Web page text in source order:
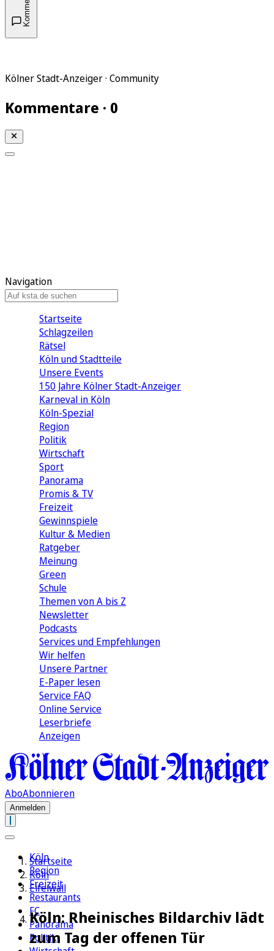
Kölner Stadt-Anzeiger · Community
Kommentare · 0
Navigation
Startseite
Schlagzeilen
Rätsel
Köln und Stadtteile
Unsere Events
150 Jahre Kölner Stadt-Anzeiger
Karneval in Köln
Köln-Spezial
Region
Politik
Wirtschaft
Sport
Panorama
Promis & TV
Freizeit
Gewinnspiele
Kultur & Medien
Ratgeber
Meinung
Green
Schule
Themen von A bis Z
Newsletter
Podcasts
Services und Empfehlungen
Wir helfen
Unsere Partner
E-Paper lesen
Service FAQ
Online Service
Leserbriefe
Anzeigen
AboAbonnieren
Anmelden
Köln
Region
Freizeit
Restaurants
FC
Panorama
Politik
Startseite
Köln
Eifelwall
Köln: Rheinisches Bildarchiv lädt
zum Tag der offenen Tür